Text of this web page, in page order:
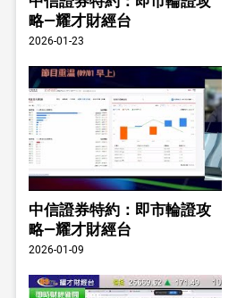
略—耀才財經台
2026-01-23
中信證券特約：即市輪證攻
略—耀才財經台
2026-01-09